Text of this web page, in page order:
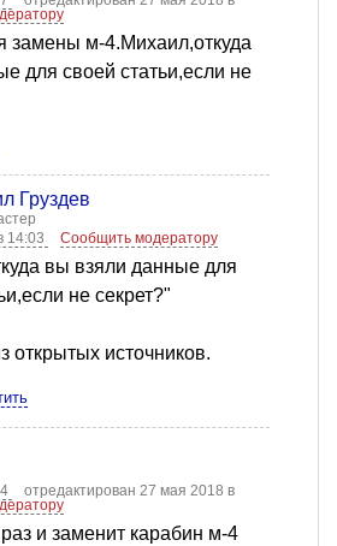
замены м-4.Михаил,откуда
для своей статьи,если не
Груздев
14:03
Сообщить модератору
вы взяли данные для
не секрет?"
открытых источников.
отредактирован 27 мая 2018 в
и заменит карабин м-4